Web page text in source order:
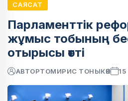
САЯСАТ
Парламенттік
жұмыс тобының
отырысы өтті
АВТОРТОМИРИС ТОНЫКӨК